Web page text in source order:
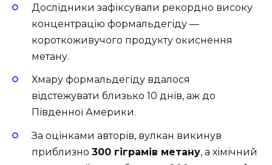
Дослідники зафіксували рекордно високу
концентрацію формальдегіду —
короткоживучого продукту окиснення
метану.
Хмару формальдегіду вдалося
відстежувати близько 10 днів, аж до
Південної Америки.
За оцінками авторів, вулкан викинув
приблизно 300 гіграмів метану, а хімічний